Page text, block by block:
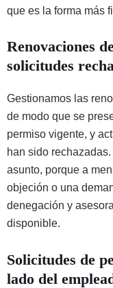
que es la forma más
Renovaciones
solicitudes
Gestionamos las
de modo que se
permiso vigente, y
han sido
asunto, porque a
objeción o una
denegación y
disponible.
Solicitudes de
lado del